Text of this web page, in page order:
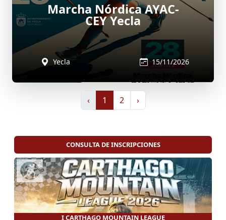
Marcha Nórdica AYAC-
CEY Yecla
Yecla 15/11/2026
‹ 1 2 ›
CONSULTA DE INSCRIPCIONES
I CARTHAGO MOUNTAIN LEAGUE